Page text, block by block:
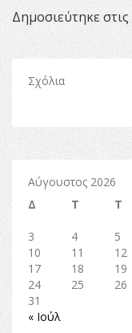
Δημοσιεύτηκε
Σχόλια
Αύγουστος 2026
Δ
Τ Τ
3
4 5
10
11 12
17
18 19
24
25 26
31
« Ιούλ